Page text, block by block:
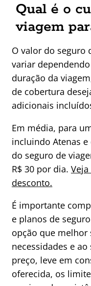
Qual é o
viagem
O valor do seguro
variar
duração da
de cobertura
adicionais
Em média, para
incluindo Atenas
do seguro de
R$ 30 por dia.
desconto.
É importante
e planos de
opção que melhor
necessidades e
preço, leve em
oferecida, os